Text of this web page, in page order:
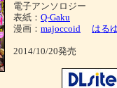
電子アンソロジー
表紙： Q-Gaku
漫画： majoccoid はる
2014/10/20発売